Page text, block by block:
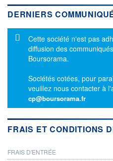
DERNIERS
Message d'information
Cette société n'est pas
diffusion des
Boursorama.
Sociétés cotées, pour
veuillez nous contacter à
cp@boursorama.fr
FRAIS ET CONDITIONS
PROSPECTUS
FRAIS D'ENTRÉE